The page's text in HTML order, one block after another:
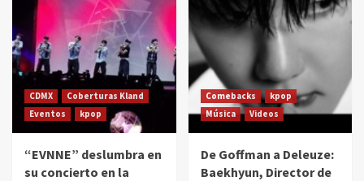
CDMX
Coberturas Kland
Eventos
kpop
“EVNNE” deslumbra en
su concierto en la
Comebacks
kpop
Música
Videos
De Goffman a Deleuze:
Baekhyun, Director de